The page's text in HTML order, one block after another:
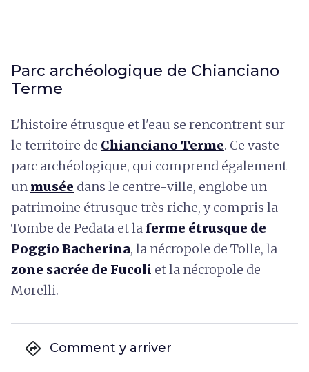
Parc archéologique de Chianciano
Terme
L'histoire étrusque et l'eau se rencontrent sur
le territoire de Chianciano Terme. Ce vaste
parc archéologique, qui comprend également
un musée dans le centre-ville, englobe un
patrimoine étrusque très riche, y compris la
Tombe de Pedata et la ferme étrusque de
Poggio Bacherina, la nécropole de Tolle, la
zone sacrée de Fucoli et la nécropole de
Morelli.
directions Comment y arriver